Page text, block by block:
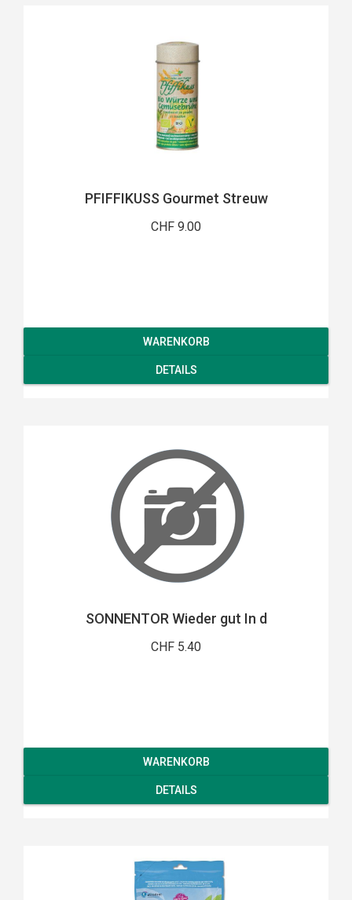
PFIFFIKUSS Gourmet Streuw
CHF 9.00
WARENKORB
DETAILS
SONNENTOR Wieder gut In d
CHF 5.40
WARENKORB
DETAILS